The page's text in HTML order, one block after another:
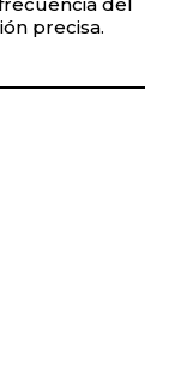
precisa.